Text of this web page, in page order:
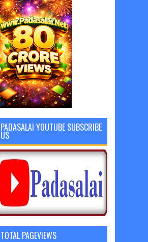
PADASALAI YOUTUBE SUBSCRIBE
US
TOTAL PAGEVIEWS